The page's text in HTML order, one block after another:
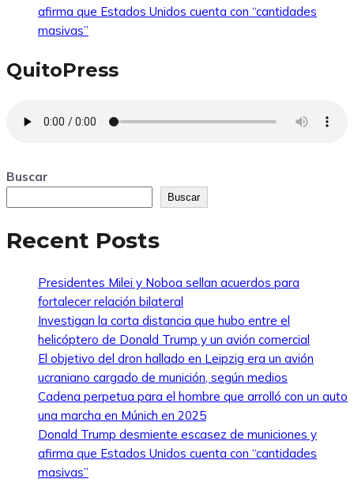
afirma que Estados Unidos cuenta con “cantidades
masivas”
QuitoPress
Buscar
Buscar
Recent Posts
Presidentes Milei y Noboa sellan acuerdos para
fortalecer relación bilateral
Investigan la corta distancia que hubo entre el
helicóptero de Donald Trump y un avión comercial
El objetivo del dron hallado en Leipzig era un avión
ucraniano cargado de munición, según medios
Cadena perpetua para el hombre que arrolló con un auto
una marcha en Múnich en 2025
Donald Trump desmiente escasez de municiones y
afirma que Estados Unidos cuenta con “cantidades
masivas”